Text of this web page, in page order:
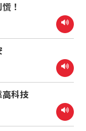
慌！
高科技